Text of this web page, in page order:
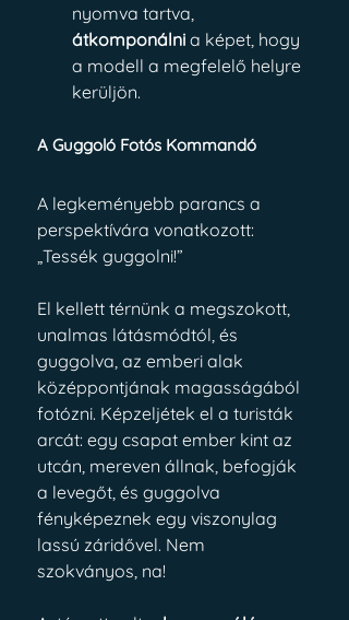
nyomva tartva,
átkomponálni a képet, hogy
a modell a megfelelő helyre
kerüljön.
A Guggoló Fotós Kommandó
A legkeményebb parancs a
perspektívára vonatkozott:
„Tessék guggolni!”
El kellett térnünk a megszokott,
unalmas látásmódtól, és
guggolva, az emberi alak
középpontjának magasságából
fotózni. Képzeljétek el a turisták
arcát: egy csapat ember kint az
utcán, mereven állnak, befogják
a levegőt, és guggolva
fényképeznek egy viszonylag
lassú záridővel. Nem
szokványos, na!